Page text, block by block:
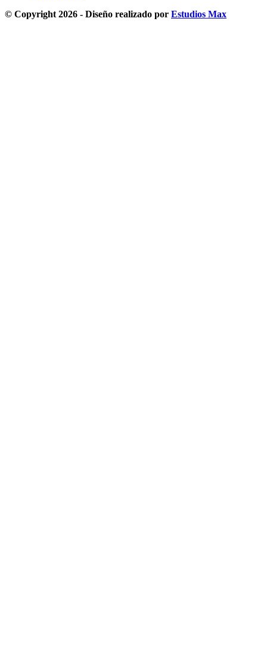
© Copyright 2026 - Diseño realizado por Estudios Max